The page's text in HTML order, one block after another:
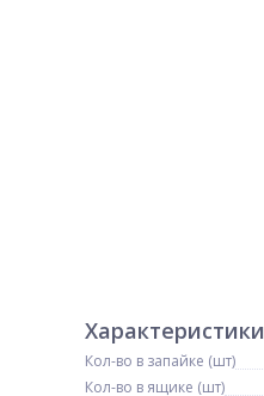
Характеристики
Кол-во в запайке (шт)
Кол-во в ящике (шт)